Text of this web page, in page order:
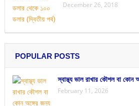
December 26, 2018
POPULAR POSTS
স্বাস্থ্য ভাল রাখার কৌশল বা
February 11, 2026